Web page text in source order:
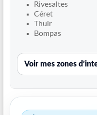
canalisations
Rivesaltes
Céret
Thuir
Bompas
Voir mes zones